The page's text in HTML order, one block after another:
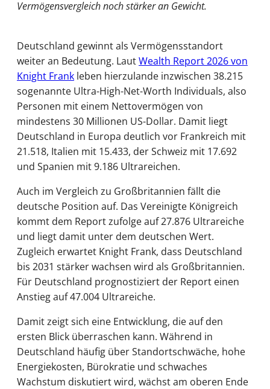
Vermögensvergleich noch stärker an Gewicht.
Deutschland gewinnt als Vermögensstandort
weiter an Bedeutung. LautWealth Report 2026 von
Knight Frank leben hierzulande inzwischen 38.215
sogenannte Ultra-High-Net-Worth Individuals, also
Personen mit einem Nettovermögen von
mindestens 30 Millionen US-Dollar. Damit liegt
Deutschland in Europa deutlich vor Frankreich mit
21.518, Italien mit 15.433, der Schweiz mit 17.692
und Spanien mit 9.186 Ultrareichen.
Auch im Vergleich zu Großbritannien fällt die
deutsche Position auf. Das Vereinigte Königreich
kommt dem Report zufolge auf 27.876 Ultrareiche
und liegt damit unter dem deutschen Wert.
Zugleich erwartet Knight Frank, dass Deutschland
bis 2031 stärker wachsen wird als Großbritannien.
Für Deutschland prognostiziert der Report einen
Anstieg auf 47.004 Ultrareiche.
Damit zeigt sich eine Entwicklung, die auf den
ersten Blick überraschen kann. Während in
Deutschland häufig über Standortschwäche, hohe
Energiekosten, Bürokratie und schwaches
Wachstum diskutiert wird, wächst am oberen Ende